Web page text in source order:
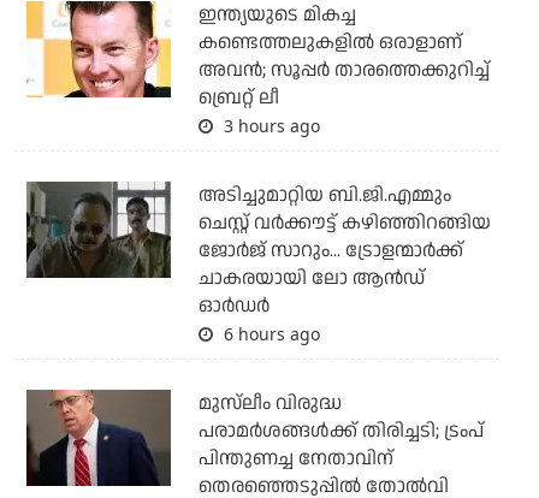
ഇന്ത്യയുടെ മികച്ച
കണ്ടെത്തലുകളില്‍ ഒരാളാണ്
അവന്‍; സൂപ്പര്‍ താരത്തെക്കുറിച്ച്
ബ്രെറ്റ് ലീ
3 hours ago
അടിച്ചുമാറ്റിയ ബി.ജി.എമ്മും
ചെസ്റ്റ് വര്‍ക്കൗട്ട് കഴിഞ്ഞിറങ്ങിയ
ജോര്‍ജ് സാറും... ട്രോളന്മാര്‍ക്ക്
ചാകരയായി ലോ ആന്‍ഡ്
ഓര്‍ഡര്‍
6 hours ago
മുസ്‌ലീം വിരുദ്ധ
പരാമര്‍ശങ്ങള്‍ക്ക് തിരിച്ചടി; ട്രംപ്
പിന്തുണച്ച നേതാവിന്
തെരഞ്ഞെടുപ്പില്‍ തോല്‍വി